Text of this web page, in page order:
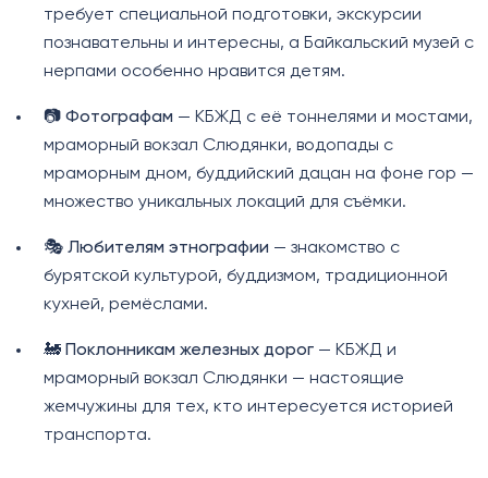
требует специальной подготовки, экскурсии
познавательны и интересны, а Байкальский музей с
нерпами особенно нравится детям.
📷 Фотографам — КБЖД с её тоннелями и мостами,
мраморный вокзал Слюдянки, водопады с
мраморным дном, буддийский дацан на фоне гор —
множество уникальных локаций для съёмки.
🎭 Любителям этнографии — знакомство с
бурятской культурой, буддизмом, традиционной
кухней, ремёслами.
🚂 Поклонникам железных дорог— КБЖД и
мраморный вокзал Слюдянки — настоящие
жемчужины для тех, кто интересуется историей
транспорта.